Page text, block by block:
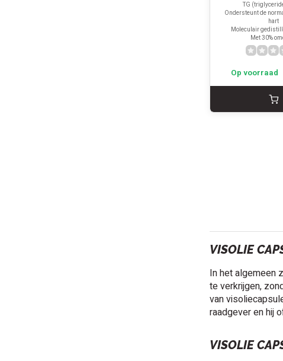
TG
Ondersteunt de
hart
Moleculair
Met 30%
Op voorraad
VISOLIE
In het algemeen
te verkrijgen,
van
raadgever en hij
VISOLIE